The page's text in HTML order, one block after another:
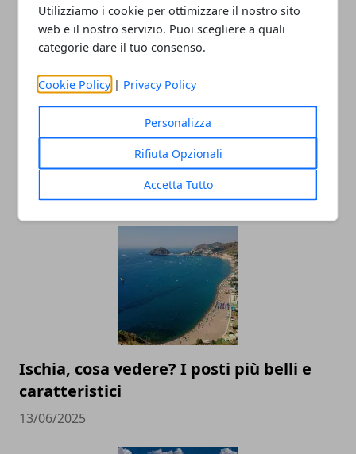
Utilizziamo i cookie per ottimizzare il nostro sito
web e il nostro servizio. Puoi scegliere a quali
categorie dare il tuo consenso.
Cookie Policy | Privacy Policy
Personalizza
Rifiuta Opzionali
Accetta Tutto
Redazione
Ischia, cosa vedere? I posti più belli e
caratteristici
13/06/2025